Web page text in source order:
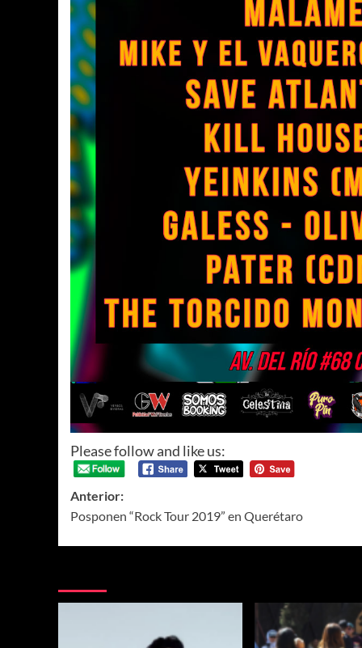
Please follow and like us:
Anterior:
Posponen “Rock Tour 2019” en Querétaro